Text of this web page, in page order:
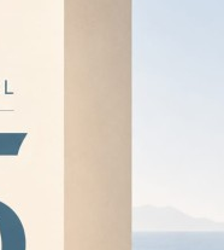
Bedenler: 1-2-3
Bel:106cm Basen:
2
Boy:122cmcivarıdır.
3 Beden=Göğüs:114cm
Kullanım sırasında,
edilmelidir.